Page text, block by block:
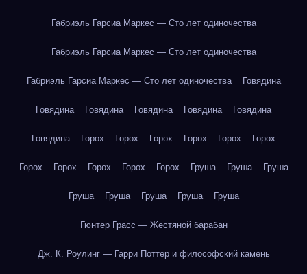
Габриэль Гарсиа Маркес — Сто лет одиночества
Габриэль Гарсиа Маркес — Сто лет одиночества
Габриэль Гарсиа Маркес — Сто лет одиночества Говядина
Говядина Говядина Говядина Говядина Говядина
Говядина Горох Горох Горох Горох Горох Горох
Горох Горох Горох Горох Горох Груша Груша Груша
Груша Груша Груша Груша Груша
Гюнтер Грасс — Жестяной барабан
Дж. К. Роулинг — Гарри Поттер и философский камень